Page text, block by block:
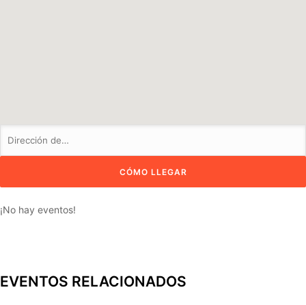
¡No hay eventos!
EVENTOS RELACIONADOS